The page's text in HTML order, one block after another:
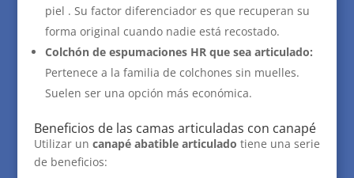
piel . Su factor diferenciador es que recuperan su
forma original cuando nadie está recostado.
Colchón de espumaciones HR que sea articulado:
Pertenece a la familia de colchones sin muelles.
Suelen ser una opción más económica.
Beneficios de las camas articuladas con canapé
Utilizar un canapé abatible articulado tiene una serie
de beneficios: